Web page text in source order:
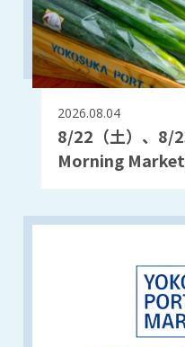
2026.08.04
8/22（土）、8/
Morning Market